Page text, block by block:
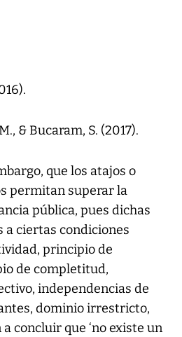
& Bucaram, S. (2017).
que los atajos o
permitan superar la
pública, pues dichas
a ciertas condiciones
principio de
de completitud,
independencias de
dominio irrestricto,
concluir que ‘no existe un